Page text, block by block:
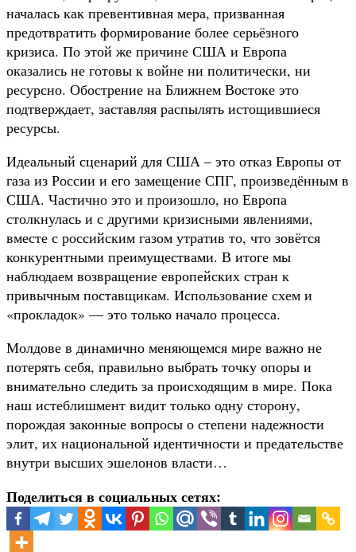
началась как превентивная мера, призванная
предотвратить формирование более серьёзного
кризиса. По этой же причине США и Европа
оказались не готовы к войне ни политически, ни
ресурсно. Обострение на Ближнем Востоке это
подтверждает, заставляя распылять истощившиеся
ресурсы.
Идеальный сценарий для США – это отказ Европы от
газа из России и его замещение СПГ, произведённым в
США. Частично это и произошло, но Европа
столкнулась и с другими кризисными явлениями,
вместе с российским газом утратив то, что зовётся
конкурентными преимуществами. В итоге мы
наблюдаем возвращение европейских стран к
привычным поставщикам. Использование схем и
«прокладок» — это только начало процесса.
Молдове в динамично меняющемся мире важно не
потерять себя, правильно выбрать точку опоры и
внимательно следить за происходящим в мире. Пока
наш истеблишмент видит только одну сторону,
порождая законные вопросы о степени надежности
элит, их национальной идентичности и предательстве
внутри высших эшелонов власти…
Поделиться в социальных сетях: